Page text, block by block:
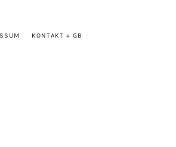
KONTAKT + GB